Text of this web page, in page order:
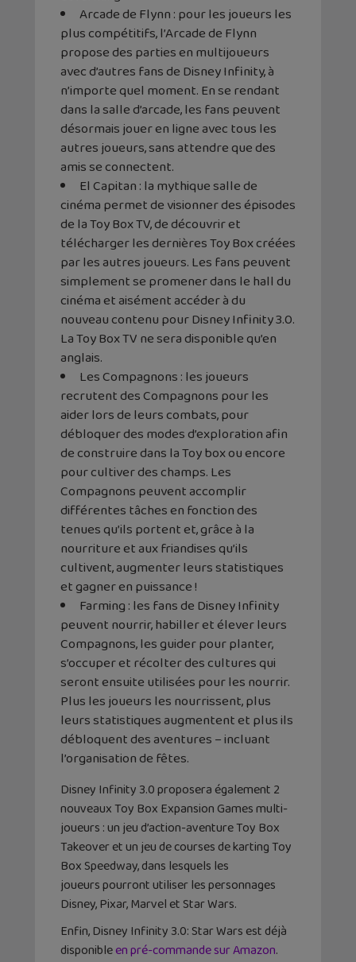
Arcade de Flynn : pour les joueurs les
plus compétitifs, l’Arcade de Flynn
propose des parties en multijoueurs
avec d’autres fans de Disney Infinity, à
n’importe quel moment. En se rendant
dans la salle d’arcade, les fans peuvent
désormais jouer en ligne avec tous les
autres joueurs, sans attendre que des
amis se connectent.
El Capitan : la mythique salle de
cinéma permet de visionner des épisodes
de la Toy Box TV, de découvrir et
télécharger les dernières Toy Box créées
par les autres joueurs. Les fans peuvent
simplement se promener dans le hall du
cinéma et aisément accéder à du
nouveau contenu pour Disney Infinity 3.0.
La Toy Box TV ne sera disponible qu’en
anglais.
Les Compagnons : les joueurs
recrutent des Compagnons pour les
aider lors de leurs combats, pour
débloquer des modes d’exploration afin
de construire dans la Toy box ou encore
pour cultiver des champs. Les
Compagnons peuvent accomplir
différentes tâches en fonction des
tenues qu’ils portent et, grâce à la
nourriture et aux friandises qu’ils
cultivent, augmenter leurs statistiques
et gagner en puissance !
Farming : les fans de Disney Infinity
peuvent nourrir, habiller et élever leurs
Compagnons, les guider pour planter,
s’occuper et récolter des cultures qui
seront ensuite utilisées pour les nourrir.
Plus les joueurs les nourrissent, plus
leurs statistiques augmentent et plus ils
débloquent des aventures – incluant
l’organisation de fêtes.
Disney Infinity 3.0 proposera également 2
nouveaux Toy Box Expansion Games multi-
joueurs : un jeu d’action-aventure Toy Box
Takeover et un jeu de courses de karting Toy
Box Speedway, dans lesquels les
joueurs pourront utiliser les personnages
Disney, Pixar, Marvel et Star Wars.
Enfin, Disney Infinity 3.0: Star Wars est déjà
disponibleen pré-commande sur Amazon.